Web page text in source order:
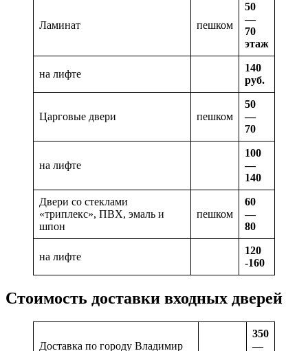
Ламинат пешком
50
—
70
этаж
на лифте
140
руб.
Царговые двери пешком
50
—
70
на лифте
100
—
140
Двери со стеклами
«триплекс», ПВХ, эмаль и
шпон
пешком
60
—
80
на лифте
120
-160
Стоимость доставки входных дверей
Доставка по городу Владимир
350
—